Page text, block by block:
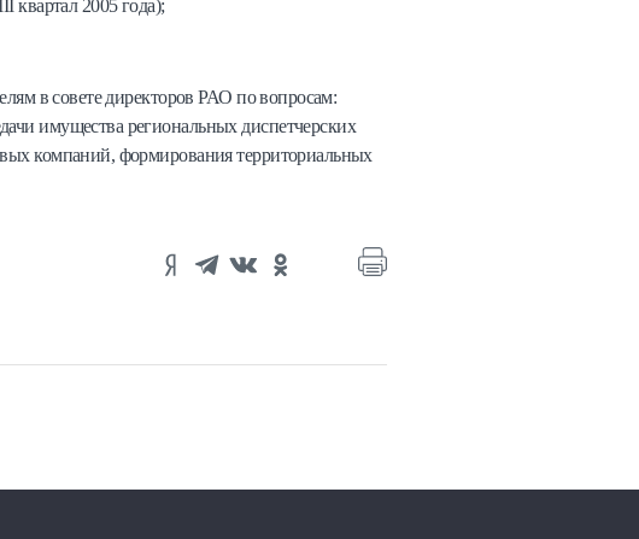
квартал 2005 года);
в совете директоров РАО по вопросам:
имущества региональных диспетчерских
компаний, формирования территориальных